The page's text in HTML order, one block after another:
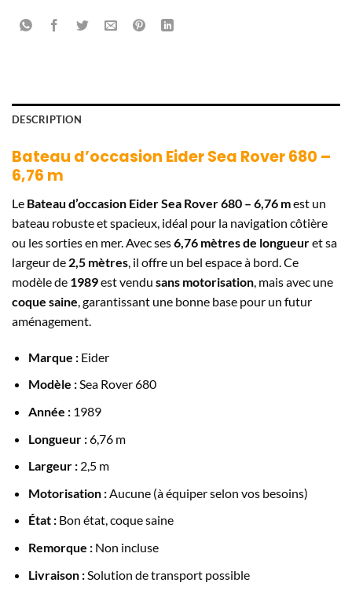
DESCRIPTION
Bateau d’occasion Eider Sea Rover 680 –
6,76 m
Le Bateau d’occasion Eider Sea Rover 680 – 6,76 mest un
bateau robuste et spacieux, idéal pour la navigation côtière
ou les sorties en mer. Avec ses6,76 mètres de longueuret sa
largeur de 2,5 mètres, il offre un bel espace à bord. Ce
modèle de 1989est vendu sans motorisation, mais avec une
coque saine, garantissant une bonne base pour un futur
aménagement.
Marque :Eider
Modèle :Sea Rover 680
Année :1989
Longueur :6,76 m
Largeur :2,5 m
Motorisation :Aucune (à équiper selon vos besoins)
État :Bon état, coque saine
Remorque :Non incluse
Livraison :Solution de transport possible